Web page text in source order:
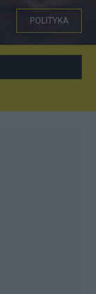
POLITYKA